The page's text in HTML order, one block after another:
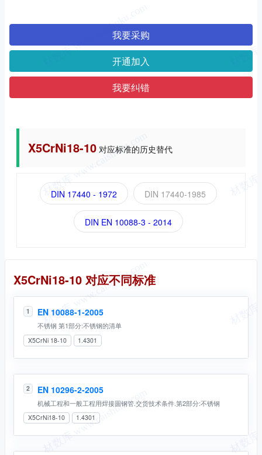
我要采购
开通加入
我要纠错
X5CrNi18-10 对应标准的历史替代
DIN 17440 - 1972 DIN 17440-1985
DIN EN 10088-3 - 2014
同名标准
X5CrNi18-10 对应不同标准
1 EN 10088-1-2005
不锈钢 第1部分:不锈钢的清单
X5CrNi 18-10 1.4301
2 EN 10296-2-2005
机械工程和一般工程用焊接圆钢管.交货技术条件.第2部分:不锈钢
X5CrNi18-10 1.4301